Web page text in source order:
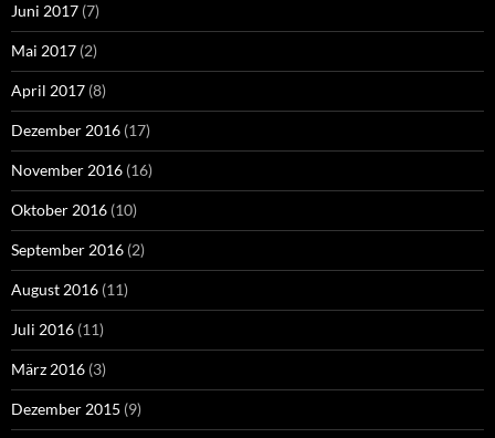
Juni 2017 (7)
Mai 2017 (2)
April 2017 (8)
Dezember 2016 (17)
November 2016 (16)
Oktober 2016 (10)
September 2016 (2)
August 2016 (11)
Juli 2016 (11)
März 2016 (3)
Dezember 2015 (9)